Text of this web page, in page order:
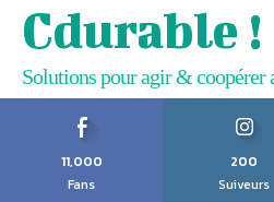
Cdurable !
Solutions pour agir & coopérer
11,000
Fans
200
Suiveurs